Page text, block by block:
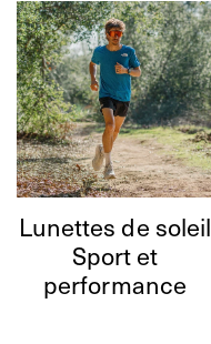
Lunettes de soleil
Sport et
performance